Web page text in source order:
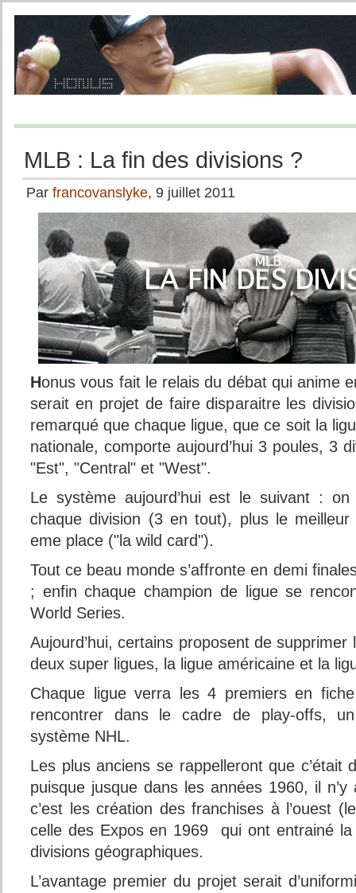
MLB : La fin des divisions ?
Par francovanslyke, 9 juillet 2011
Honus vous fait le relais du débat qui anime
serait en projet de faire disparaitre les
remarqué que chaque ligue, que ce soit la
nationale, comporte aujourd’hui 3 poules, 3
"Est", "Central" et "West".
Le système aujourd’hui est le suivant :
chaque division (3 en tout), plus le
eme place ("la wild card").
Tout ce beau monde s’affronte en demi
; enfin chaque champion de ligue se
World Series.
Aujourd’hui, certains proposent de
deux super ligues, la ligue américaine et la
Chaque ligue verra les 4 premiers en
rencontrer dans le cadre de play-offs,
système NHL.
Les plus anciens se rappelleront que c’était
puisque jusque dans les années 1960, il n’y
c’est les création des franchises à l’ouest
celle des Expos en 1969 qui ont entrainé la
divisions géographiques.
L’avantage premier du projet serait